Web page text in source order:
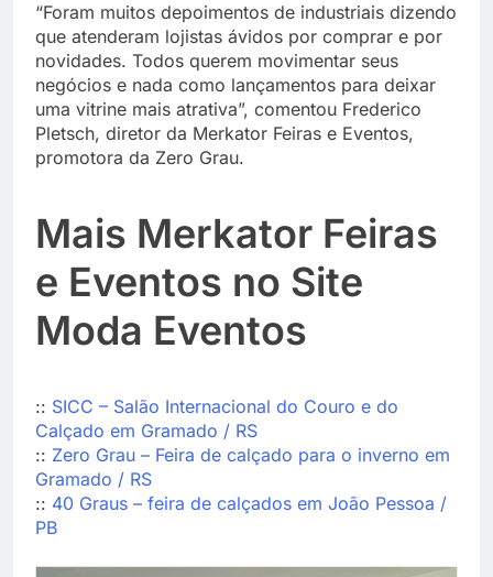
“Foram muitos depoimentos de industriais dizendo
que atenderam lojistas ávidos por comprar e por
novidades. Todos querem movimentar seus
negócios e nada como lançamentos para deixar
uma vitrine mais atrativa”, comentou Frederico
Pletsch, diretor da Merkator Feiras e Eventos,
promotora da Zero Grau.
Mais Merkator Feiras
e Eventos no Site
Moda Eventos
:: SICC – Salão Internacional do Couro e do
Calçado em Gramado / RS
:: Zero Grau – Feira de calçado para o inverno em
Gramado / RS
:: 40 Graus – feira de calçados em João Pessoa /
PB